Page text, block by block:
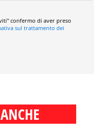
confermo di aver preso
sul trattamento dei